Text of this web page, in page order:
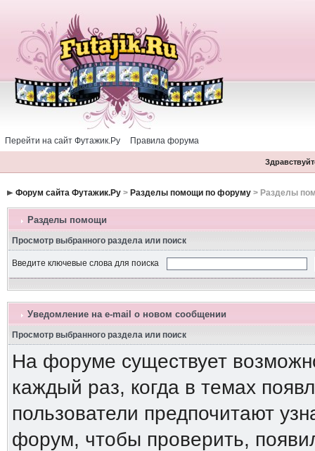
Перейти на сайт Футажик.Ру Правила форума
Форум сайта Футажик.Ру> Разделы помощи по форуму> Разделы
Разделы помощи
Просмотр выбранного раздела или поиск
Введите ключевые слова для поиска
Уведомление на е-mail о новом сообщении
Просмотр выбранного раздела или поиск
На форуме существует
каждый раз, когда в темах
пользователи предпочитают
форум, чтобы проверить,